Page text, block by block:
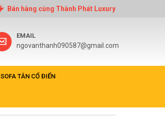
Bán hàng cùng Thành Phát Luxury
EMAIL
ngovanthanh090587@gmail.com
SOFA TÂN CỔ ĐIỂN